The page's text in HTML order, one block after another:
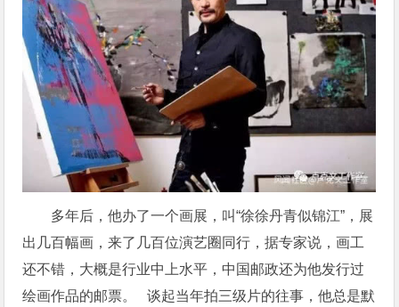
多年后，他办了一个画展，叫“徐徐丹青似锦江”，展
出几百幅画，来了几百位演艺圈同行，据专家说，画工
还不错，大概是行业中上水平，中国邮政还为他发行过
绘画作品的邮票。 谈起当年拍三级片的往事，他总是默